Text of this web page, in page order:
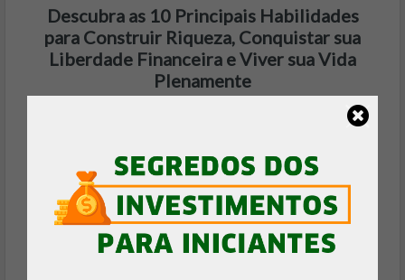
Descubra as 10 Principais Habilidades
para Construir Riqueza, Conquistar sua
Liberdade Financeira e Viver sua Vida
Plenamente